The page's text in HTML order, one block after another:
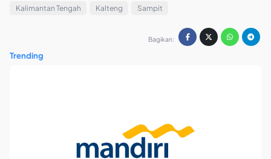
Kalimantan Tengah Kalteng Sampit
Bagikan:
Trending